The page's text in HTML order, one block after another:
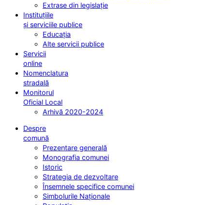
Extrase din legislație
Instituțiile
și serviciile publice
Educația
Alte servicii publice
Servicii
online
Nomenclatura
stradală
Monitorul
Oficial Local
Arhivă 2020-2024
Despre
comună
Prezentare generală
Monografia comunei
Istoric
Strategia de dezvoltare
Însemnele specifice comunei
Simbolurile Naționale